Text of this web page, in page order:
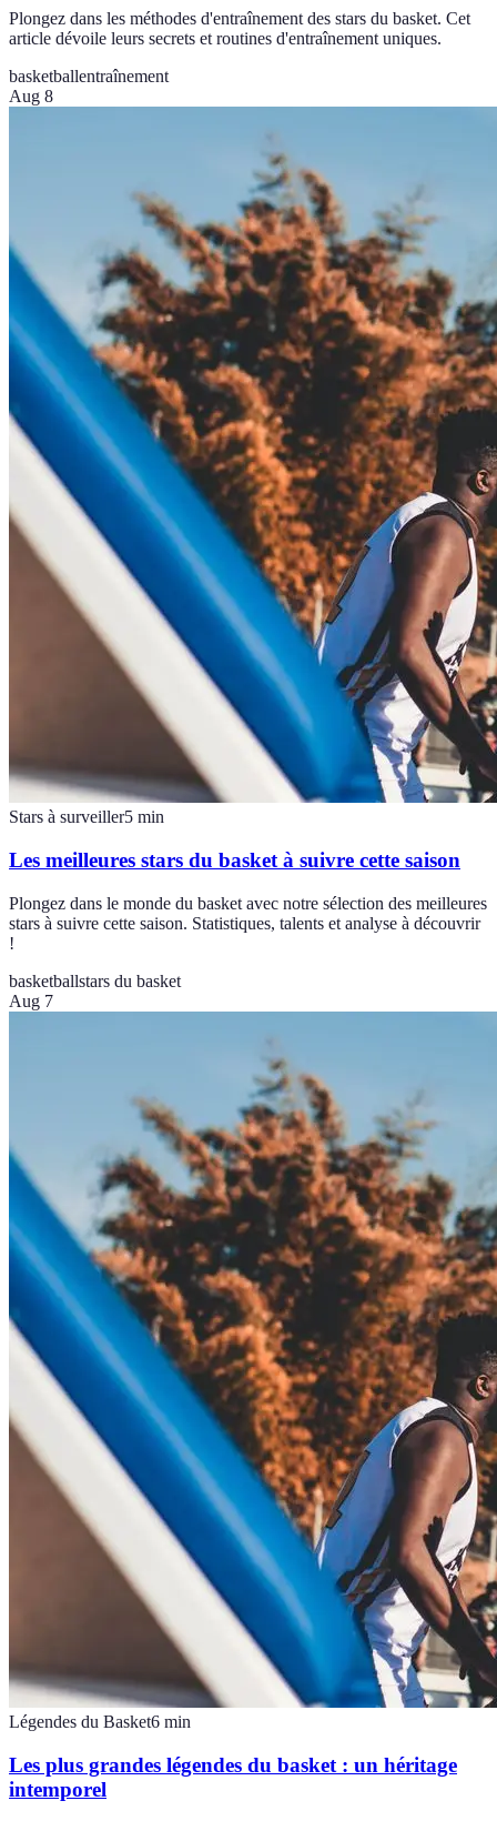
Plongez dans les méthodes d'entraînement des stars du basket. Cet
article dévoile leurs secrets et routines d'entraînement uniques.
basketballentraînement
Aug 8
Stars à surveiller5 min
Les meilleures stars du basket à suivre cette saison
Plongez dans le monde du basket avec notre sélection des meilleures
stars à suivre cette saison. Statistiques, talents et analyse à découvrir
!
basketballstars du basket
Aug 7
Légendes du Basket6 min
Les plus grandes légendes du basket : un héritage
intemporel